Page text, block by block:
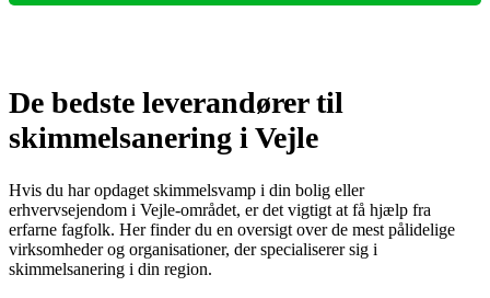
De bedste leverandører til
skimmelsanering i Vejle
Hvis du har opdaget skimmelsvamp i din bolig eller
erhvervsejendom i Vejle-området, er det vigtigt at få hjælp fra
erfarne fagfolk. Her finder du en oversigt over de mest pålidelige
virksomheder og organisationer, der specialiserer sig i
skimmelsanering i din region.